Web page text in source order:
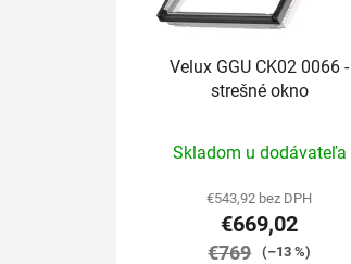
Velux GGU CK02 0066 -
strešné okno
hodnotenie
produktu
je
5,0
Skladom u dodávateľa
€543,92 bez DPH
€669,02
€769 (–13 %)